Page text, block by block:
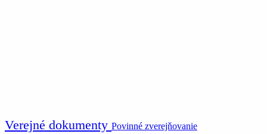
Verejné dokumenty Povinné zverejňovanie